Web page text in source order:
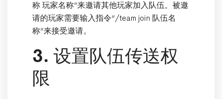
称 玩家名称”来邀请其他玩家加入队伍。被邀
请的玩家需要输入指令“/team join 队伍名
称”来接受邀请。
3. 设置队伍传送权
限